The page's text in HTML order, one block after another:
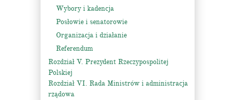
Wybory i kadencja
Posłowie i senatorowie
Organizacja i działanie
Referendum
Rozdział V. Prezydent Rzeczypospolitej
Polskiej
Rozdział VI. Rada Ministrów i administracja
rządowa